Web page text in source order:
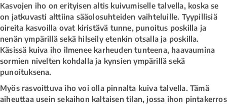
Kasvojen iho on erityisen altis kuivumiselle talvella, koska se
on jatkuvasti alttiina sääolosuhteiden vaihteluille. Tyypillisiä
oireita kasvoilla ovat kiristävä tunne, punoitus poskilla ja
nenän ympärillä sekä hilseily etenkin otsalla ja poskilla.
Käsissä kuiva iho ilmenee karheuden tunteena, haavaumina
sormien nivelten kohdalla ja kynsien ympärillä sekä
punoituksena.
Myös rasvoittuva iho voi olla pinnalta kuiva talvella. Tämä
aiheuttaa usein sekaihon kaltaisen tilan, jossa ihon pintakerros